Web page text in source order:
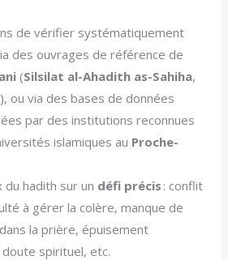
de vérifier systématiquement
des ouvrages de référence de
(Silsilat al-Ahadith as-Sahiha,
), ou via des bases de données
par des institutions reconnues
islamiques au Proche-
du hadith sur un défi précis : conflit
à gérer la colère, manque de
la prière, épuisement
spirituel, etc.